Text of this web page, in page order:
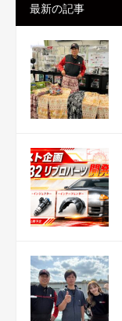
最新の記事